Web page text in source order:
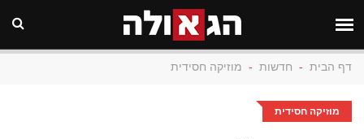
דף הבית - חדשות - מוזיקה חסידית
מוזיקה חסידית